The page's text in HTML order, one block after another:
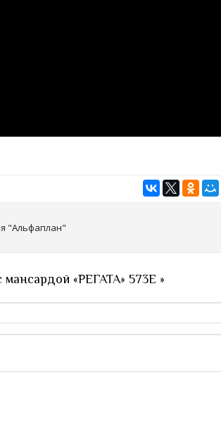
"Альфаплан"
«РЕГАТА» 573Е »